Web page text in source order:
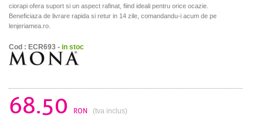
ciorapi ofera suport si un aspect rafinat, fiind ideali pentru orice ocazie.
Beneficiaza de livrare rapida si retur in 14 zile, comandandu-i acum de pe
lenjeriamea.ro.
Cod : ECR693 - in stoc
68.50 RON (tva inclus)